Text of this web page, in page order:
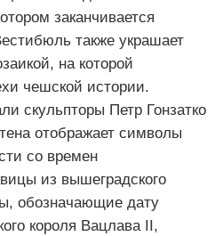
заканчивается
также украшает
на которой
чешской истории.
скульпторы Петр Гонзатко
отображает символы
со времен
из вышеградского
обозначающие дату
короля Вацлава II,